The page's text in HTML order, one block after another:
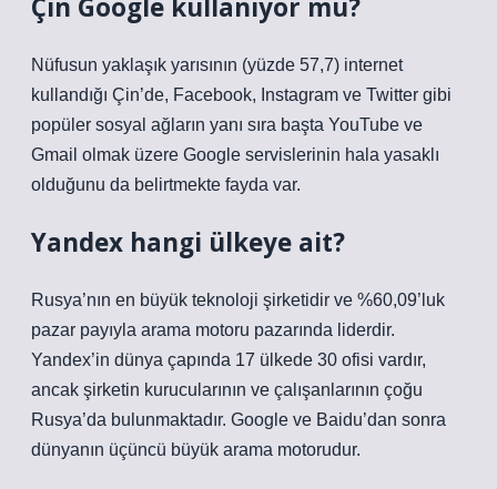
Çin Google kullanıyor mu?
Nüfusun yaklaşık yarısının (yüzde 57,7) internet
kullandığı Çin’de, Facebook, Instagram ve Twitter gibi
popüler sosyal ağların yanı sıra başta YouTube ve
Gmail olmak üzere Google servislerinin hala yasaklı
olduğunu da belirtmekte fayda var.
Yandex hangi ülkeye ait?
Rusya’nın en büyük teknoloji şirketidir ve %60,09’luk
pazar payıyla arama motoru pazarında liderdir.
Yandex’in dünya çapında 17 ülkede 30 ofisi vardır,
ancak şirketin kurucularının ve çalışanlarının çoğu
Rusya’da bulunmaktadır. Google ve Baidu’dan sonra
dünyanın üçüncü büyük arama motorudur.